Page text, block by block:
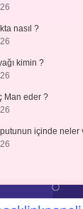
nasıl ?
kimin ?
Man eder ?
içinde neler